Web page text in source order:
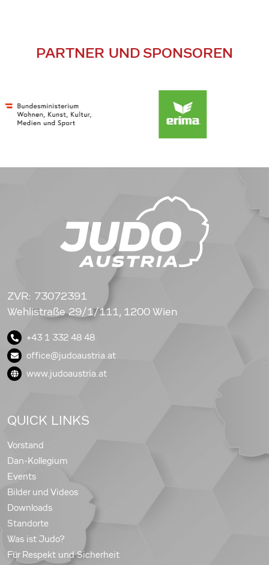
PARTNER UND SPONSOREN
ZVR: 73072391
Wehlistraße 29/1/111, 1200 Wien
+43 1 332 48 48
office@judoaustria.at
www.judoaustria.at
QUICK LINKS
Vorstand
Dan-Kollegium
Events
Bilder und Videos
Downloads
Standorte
Was ist Judo?
Für Respekt und Sicherheit